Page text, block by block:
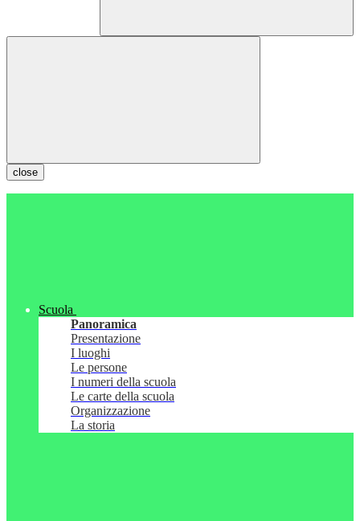
close
Scuola
Panoramica
Presentazione
I luoghi
Le persone
I numeri della scuola
Le carte della scuola
Organizzazione
La storia